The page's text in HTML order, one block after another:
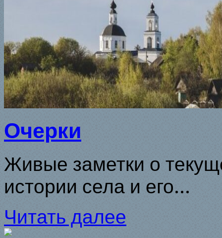
Очерки
Живые заметки о
истории села и его...
Читать далее